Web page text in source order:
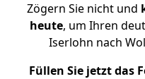
Zögern Sie nicht und
heute, um Ihren
Iserlohn nach
Füllen Sie jetzt das